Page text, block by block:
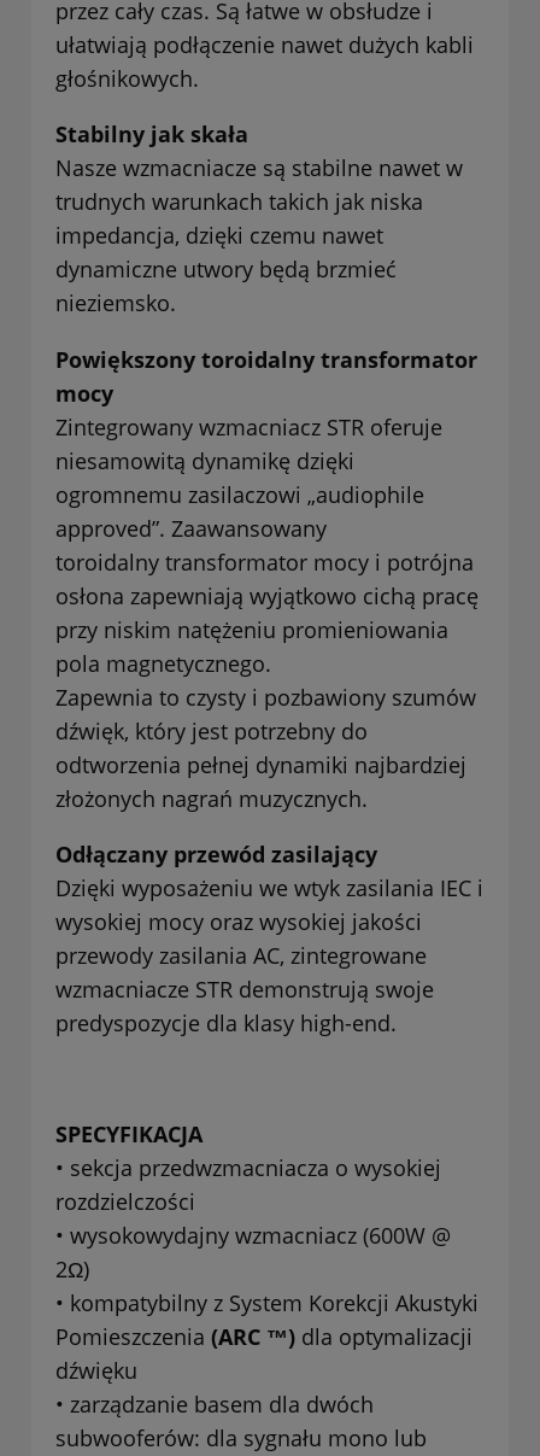
przez cały czas. Są łatwe w obsłudze i
ułatwiają podłączenie nawet dużych kabli
głośnikowych.
Stabilny jak skała
Nasze wzmacniacze są stabilne nawet w
trudnych warunkach takich jak niska
impedancja, dzięki czemu nawet
dynamiczne utwory będą brzmieć
nieziemsko.
Powiększony toroidalny transformator
mocy
Zintegrowany wzmacniacz STR oferuje
niesamowitą dynamikę dzięki
ogromnemu zasilaczowi „audiophile
approved”. Zaawansowany
toroidalny transformator mocy i potrójna
osłona zapewniają wyjątkowo cichą pracę
przy niskim natężeniu promieniowania
pola magnetycznego.
Zapewnia to czysty i pozbawiony szumów
dźwięk, który jest potrzebny do
odtworzenia pełnej dynamiki najbardziej
złożonych nagrań muzycznych.
Odłączany przewód zasilający
Dzięki wyposażeniu we wtyk zasilania IEC i
wysokiej mocy oraz wysokiej jakości
przewody zasilania AC, zintegrowane
wzmacniacze STR demonstrują swoje
predyspozycje dla klasy high-end.
SPECYFIKACJA
• sekcja przedwzmacniacza o wysokiej
rozdzielczości
• wysokowydajny wzmacniacz (600W @
2Ω)
• kompatybilny z System Korekcji Akustyki
Pomieszczenia (ARC ™) dla optymalizacji
dźwięku
• zarządzanie basem dla dwóch
subwooferów: dla sygnału mono lub